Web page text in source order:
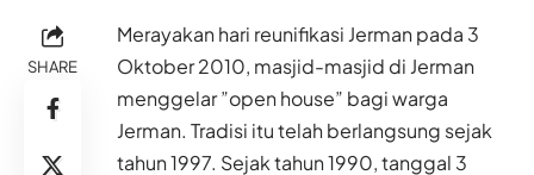
SHARE
Merayakan hari reunifikasi Jerman pada 3
Oktober 2010, masjid-masjid di Jerman
menggelar ”open house” bagi warga
Jerman. Tradisi itu telah berlangsung sejak
tahun 1997. Sejak tahun 1990, tanggal 3